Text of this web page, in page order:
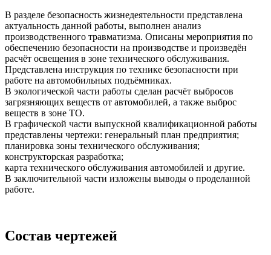
В разделе безопасность жизнедеятельности представлена
актуальность данной работы, выполнен анализ
производственного травматизма. Описаны мероприятия по
обеспечению безопасности на производстве и произведён
расчёт освещения в зоне технического обслуживания.
Представлена инструкция по технике безопасности при
работе на автомобильных подъёмниках.
В экологической части работы сделан расчёт выбросов
загрязняющих веществ от автомобилей, а также выброс
веществ в зоне ТО.
В графической части выпускной квалификационной работы
представлены чертежи: генеральный план предприятия;
планировка зоны технического обслуживания;
конструкторская разработка;
карта технического обслуживания автомобилей и другие.
В заключительной части изложены выводы о проделанной
работе.
Состав чертежей